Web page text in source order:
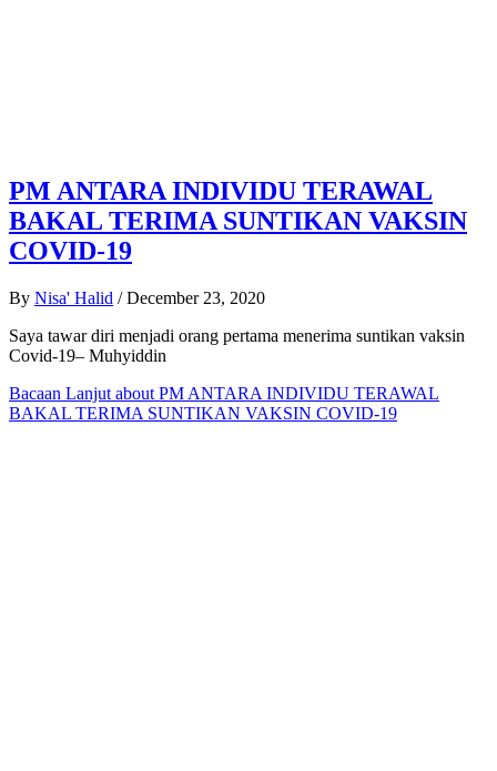
PM ANTARA INDIVIDU TERAWAL
BAKAL TERIMA SUNTIKAN VAKSIN
COVID-19
By Nisa' Halid / December 23, 2020
Saya tawar diri menjadi orang pertama menerima suntikan vaksin
Covid-19– Muhyiddin
Bacaan Lanjut about PM ANTARA INDIVIDU TERAWAL
BAKAL TERIMA SUNTIKAN VAKSIN COVID-19